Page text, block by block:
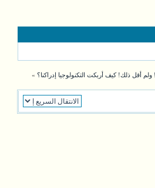
ولم أقل ذلك! كيف أربكت التكنولوجيا إدراكنا؟ »